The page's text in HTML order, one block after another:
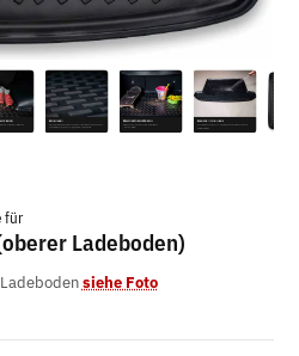
für
Ladeboden)
siehe Foto